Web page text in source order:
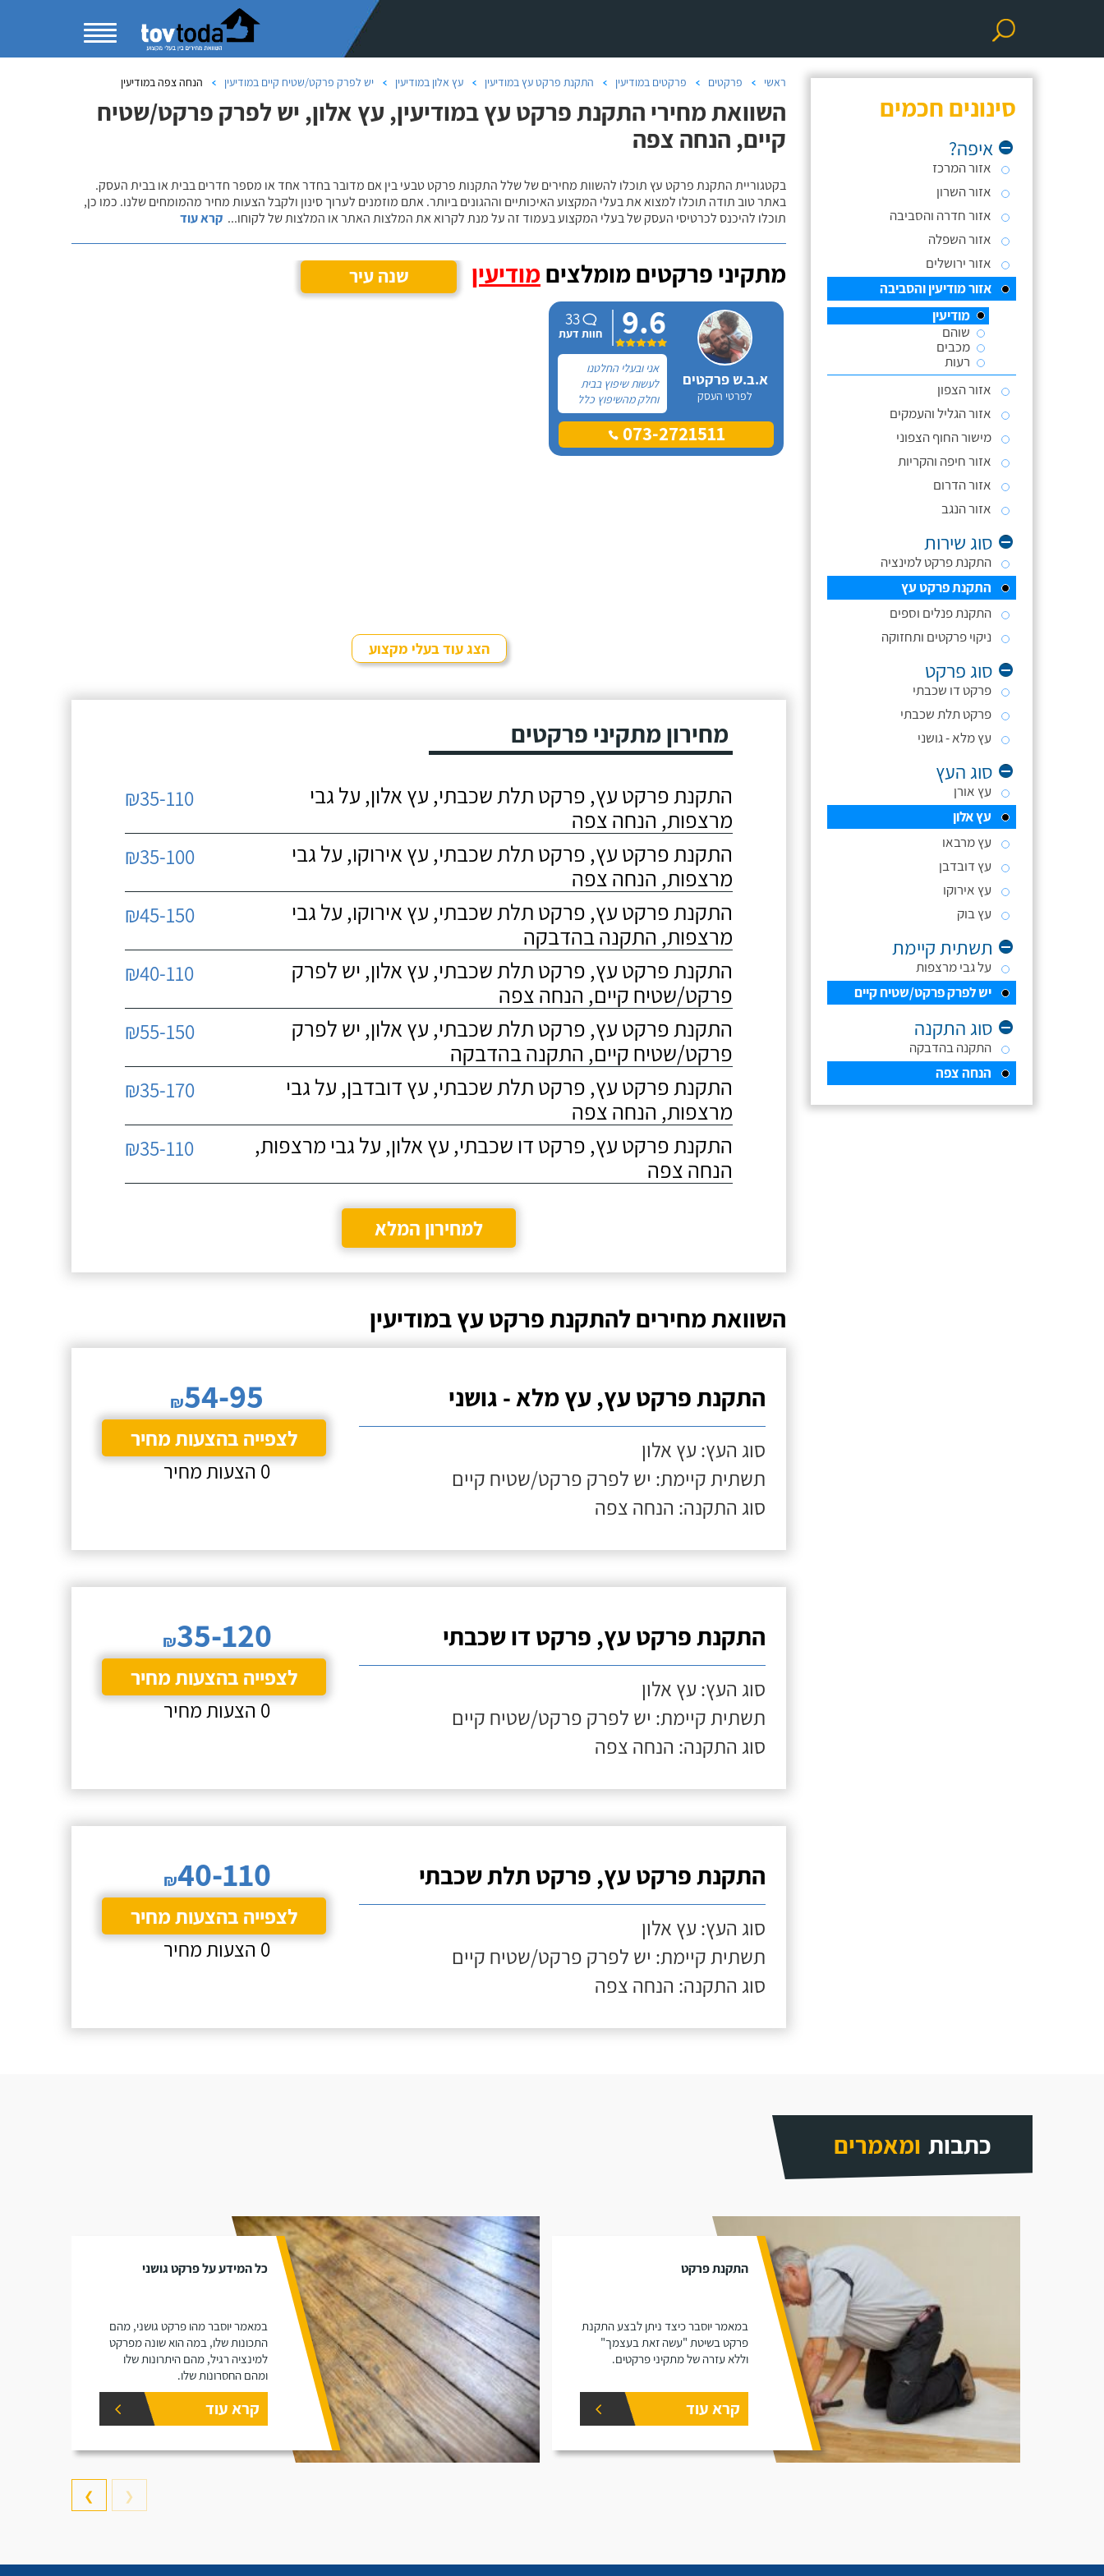
סינונים חכמים
איפה?
אזור המרכז
אזור השרון
אזור חדרה והסביבה
אזור השפלה
אזור ירושלים
אזור מודיעין והסביבה
מודיעין
שוהם
מכבים
רעות
אזור הצפון
אזור הגליל והעמקים
מישור החוף הצפוני
אזור חיפה והקריות
אזור הדרום
אזור הנגב
סוג שירות
התקנת פרקט למינציה
התקנת פרקט עץ
התקנת פנלים וספים
ניקוי פרקטים ותחזוקה
סוג פרקט
פרקט דו שכבתי
פרקט תלת שכבתי
עץ מלא - גושני
סוג העץ
עץ אורן
עץ אלון
עץ מרבאו
עץ דובדבן
עץ אירוקו
עץ בוק
תשתית קיימת
על גבי מרצפות
יש לפרק פרקט/שטיח קיים
סוג התקנה
התקנה בהדבקה
הנחה צפה
ראשי פרקטים פרקטים במודיעין התקנת פרקט עץ במודיעין עץ אלון במודיעין יש לפרק פרקט/שטיח קיים במודיעין הנחה צפה במודיעין
השוואת מחירי התקנת פרקט עץ במודיעין, עץ אלון, יש לפרק פרקט/שטיח
קיים, הנחה צפה
בקטגוריית התקנת פרקט עץ תוכלו להשוות מחירים של שלל התקנות פרקט טבעי בין אם מדובר בחדר אחד או מספר חדרים בבית או בבית העסק.
באתר טוב תודה תוכלו למצוא את בעלי המקצוע האיכותיים וההגונים ביותר. אתם מוזמנים לערוך סינון ולקבל הצעות מחיר מהמומחים שלנו. כמו כן,
תוכלו להיכנס לכרטיסי העסק של בעלי המקצוע בעמוד זה על מנת לקרוא את המלצות האתר או המלצות של לקוחו... קרא עוד
מתקיני פרקטים מומלצים מודיעין שנה עיר
א.ב.ש פרקטים
לפרטי העסק
9.6
33
חוות דעת
אני ובעלי החלטנו
לעשות שיפוץ בבית
וחלק מהשיפוץ כלל
פרקט למינציה שיותקן
מעל הריצוף (הישן)
הקיים. קנינו את
073-2721511
הצג עוד בעלי מקצוע
מחירון מתקיני פרקטים
התקנת פרקט עץ, פרקט תלת שכבתי, עץ אלון, על גבי
מרצפות, הנחה צפה
₪35-110
התקנת פרקט עץ, פרקט תלת שכבתי, עץ אירוקו, על גבי
מרצפות, הנחה צפה
₪35-100
התקנת פרקט עץ, פרקט תלת שכבתי, עץ אירוקו, על גבי
מרצפות, התקנה בהדבקה
₪45-150
התקנת פרקט עץ, פרקט תלת שכבתי, עץ אלון, יש לפרק
פרקט/שטיח קיים, הנחה צפה
₪40-110
התקנת פרקט עץ, פרקט תלת שכבתי, עץ אלון, יש לפרק
פרקט/שטיח קיים, התקנה בהדבקה
₪55-150
התקנת פרקט עץ, פרקט תלת שכבתי, עץ דובדבן, על גבי
מרצפות, הנחה צפה
₪35-170
התקנת פרקט עץ, פרקט דו שכבתי, עץ אלון, על גבי מרצפות,
הנחה צפה
₪35-110
למחירון המלא
השוואת מחירים להתקנת פרקט עץ במודיעין
התקנת פרקט עץ, עץ מלא - גושני
סוג העץ: עץ אלון
תשתית קיימת: יש לפרק פרקט/שטיח קיים
סוג התקנה: הנחה צפה
₪54-95
לצפייה בהצעות מחיר
0 הצעות מחיר
התקנת פרקט עץ, פרקט דו שכבתי
סוג העץ: עץ אלון
תשתית קיימת: יש לפרק פרקט/שטיח קיים
סוג התקנה: הנחה צפה
₪35-120
לצפייה בהצעות מחיר
0 הצעות מחיר
התקנת פרקט עץ, פרקט תלת שכבתי
סוג העץ: עץ אלון
תשתית קיימת: יש לפרק פרקט/שטיח קיים
סוג התקנה: הנחה צפה
₪40-110
לצפייה בהצעות מחיר
0 הצעות מחיר
כתבות ומאמרים
התקנת פרקט
במאמר יוסבר כיצד ניתן לבצע התקנת
פרקט בשיטת "עשה זאת בעצמך"
וללא עזרה של מתקיני פרקטים.
קרא עוד
כל המידע על פרקט גושני
במאמר יוסבר מהו פרקט גושני, מהם
התכונות שלו, במה הוא שונה מפרקט
למינציה רגיל, מהם היתרונות שלו
ומהם החסרונות שלו.
קרא עוד
❮
❯